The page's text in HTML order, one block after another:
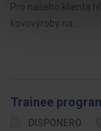
Pro našeho klienta
kovovýroby na…
Trainee
DISPONERO